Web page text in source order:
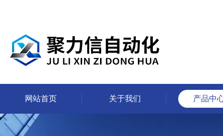
网站首页 关于我们 产品中